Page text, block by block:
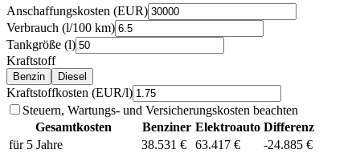
Anschaffungskosten (EUR)
Verbrauch (l/100 km)
Tankgröße (l)
Kraftstoff
Benzin Diesel
Kraftstoffkosten (EUR/l)
Steuern, Wartungs- und Versicherungskosten beachten
Gesamtkosten
Benziner Elektroauto Differenz
für 5 Jahre
38.531 € 63.417 € -24.885 €